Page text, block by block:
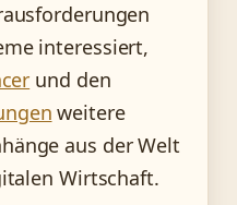
interessiert,
und den
weitere
aus der Welt
Wirtschaft.